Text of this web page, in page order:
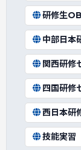
研修生
中部日本
関西研修
四国研修
西日本研
技能実習